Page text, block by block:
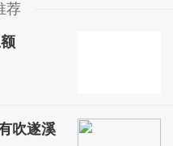
荐
吹遂溪